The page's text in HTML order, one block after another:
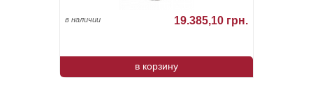
в наличии 19.385,10 грн.
в корзину